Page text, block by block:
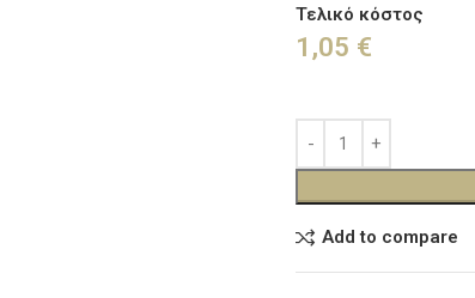
Τελικό κόστος
1,05 €
Add to compare